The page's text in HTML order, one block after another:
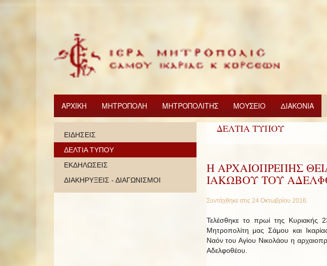
ΑΡΧΙΚΗ ΜΗΤΡΟΠΟΛΗ ΜΗΤΡΟΠΟΛΙΤΗΣ ΜΟΥΣΕΙΟ ΔΙΑΚΟΝΙΑ
ΔΕΛΤΙΑ ΤΥΠΟΥ
Η ΑΡΧΑΙΟΠΡΕΠΗΣ
ΙΑΚΩΒΟΥ ΤΟΥ
Συντάχθηκε στις 24 Οκτωβρίου 2016.
Τελέσθηκε το πρωί της Κυριακής
Μητροπολίτη μας Σάμου και
Ναόν του Αγίου Νικολάου η
Αδελφοθέου.
ΕΙΔΗΣΕΙΣ
ΔΕΛΤΙΑ ΤΥΠΟΥ
ΕΚΔΗΛΩΣΕΙΣ
ΔΙΑΚΗΡΥΞΕΙΣ - ΔΙΑΓΩΝΙΣΜΟΙ